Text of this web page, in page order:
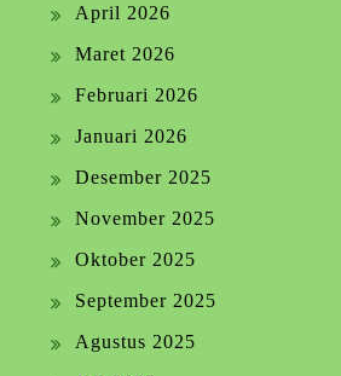
April 2026
Maret 2026
Februari 2026
Januari 2026
Desember 2025
November 2025
Oktober 2025
September 2025
Agustus 2025